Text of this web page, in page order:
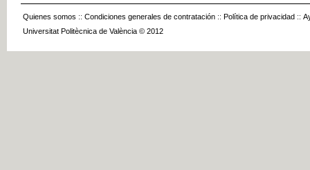
Quienes somos :: Condiciones generales de contratación :: Política de privacidad ::
Universitat Politècnica de València © 2012